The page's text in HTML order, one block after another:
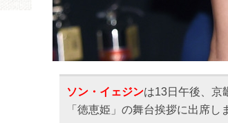
ソン・イェジンは13日午後、京
「徳恵姫」の舞台挨拶に出席し